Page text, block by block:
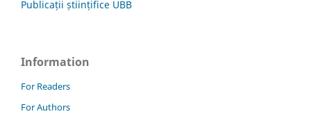
Publicații științifice UBB
Information
For Readers
For Authors